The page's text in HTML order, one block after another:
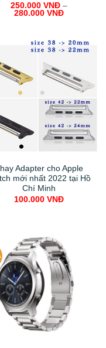
250.000 VNĐ –
280.000 VNĐ
Adapter cho Apple
mới nhất 2022 tại Hồ
Chí Minh
100.000 VNĐ